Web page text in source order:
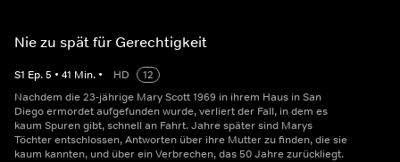
Nie zu spät für Gerechtigkeit
S1 Ep.5 • 41 Min. • HD
12
Nachdem die 23-jährige Mary Scott 1969 in ihrem Haus in San
Diego ermordet aufgefunden wurde, verliert der Fall, in dem es
kaum Spuren gibt, schnell an Fahrt. Jahre später sind Marys
Töchter entschlossen, Antworten über ihre Mutter zu finden, die sie
kaum kannten, und über ein Verbrechen, das 50 Jahre zurückliegt.